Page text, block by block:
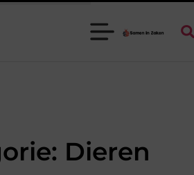
het werk
Dieren